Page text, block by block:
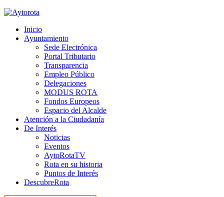
Inicio
Ayuntamiento
Sede Electrónica
Portal Tributario
Transparencia
Empleo Público
Delegaciones
MODUS ROTA
Fondos Europeos
Espacio del Alcalde
Atención a la Ciudadanía
De Interés
Noticias
Eventos
AytoRotaTV
Rota en su historia
Puntos de Interés
DescubreRota